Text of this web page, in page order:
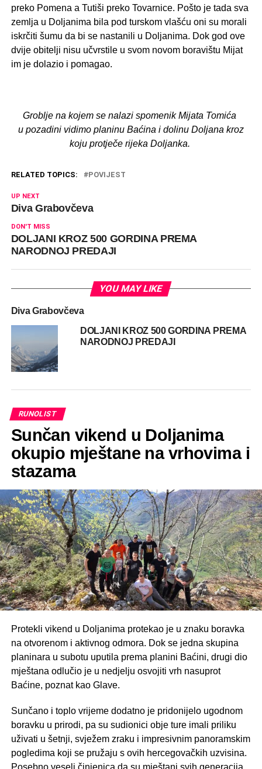
preko Pomena a Tutiši preko Tovarnice. Pošto je tada sva
zemlja u Doljanima bila pod turskom vlašću oni su morali
iskrčiti šumu da bi se nastanili u Doljanima. Dok god ove
dvije obitelji nisu učvrstile u svom novom boravištu Mijat
im je dolazio i pomagao.
Groblje na kojem se nalazi spomenik Mijata Tomića
u pozadini vidimo planinu Baćina i dolinu Doljana kroz
koju protječe rijeka Doljanka.
RELATED TOPICS: POVIJEST
UP NEXT
Diva Grabovčeva
DON'T MISS
DOLJANI KROZ 500 GORDINA PREMA
NARODNOJ PREDAJI
YOU MAY LIKE
Diva Grabovčeva
DOLJANI KROZ 500 GORDINA PREMA
NARODNOJ PREDAJI
RUNOLIST
Sunčan vikend u Doljanima
okupio mještane na vrhovima i
stazama
Protekli vikend u Doljanima protekao je u znaku boravka
na otvorenom i aktivnog odmora. Dok se jedna skupina
planinara u subotu uputila prema planini Baćini, drugi dio
mještana odlučio je u nedjelju osvojiti vrh nasuprot
Baćine, poznat kao Glave.
Sunčano i toplo vrijeme dodatno je pridonijelo ugodnom
boravku u prirodi, pa su sudionici obje ture imali priliku
uživati u šetnji, svježem zraku i impresivnim panoramskim
pogledima koji se pružaju s ovih hercegovačkih uzvisina.